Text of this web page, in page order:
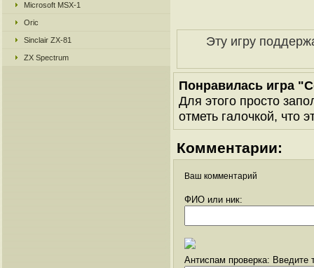
Microsoft MSX-1
Oric
Sinclair ZX-81
ZX Spectrum
Эту игру
Понравилась игра
Для этого просто
отметь галочкой, что
Комментарии:
Ваш комментарий
ФИО или ник:
Антиспам проверка: Введите